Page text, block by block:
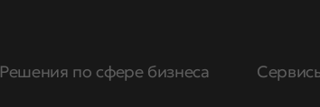
Решения по сфере бизнеса